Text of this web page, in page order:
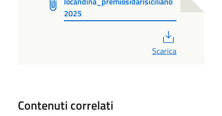
2025
Scarica
Contenuti correlati